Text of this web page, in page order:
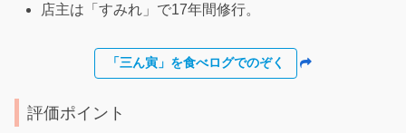
店主は「すみれ」で17年間修行。
「三ん寅」を食べログでのぞく
評価ポイント